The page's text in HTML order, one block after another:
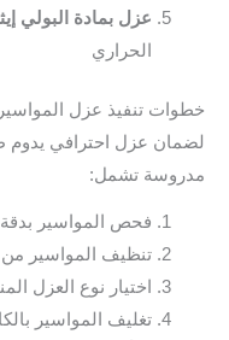
عزل بمادة البولي
الحراري
خطوات تنفيذ عزل المواسير
لضمان عزل احترافي يدوم
مدروسة تشمل:
فحص المواسير بدقة
تنظيف المواسير من
اختيار نوع العزل
تغليف المواسير